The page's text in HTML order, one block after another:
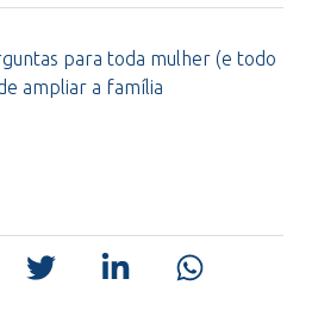
para toda mulher (e todo
ampliar a família